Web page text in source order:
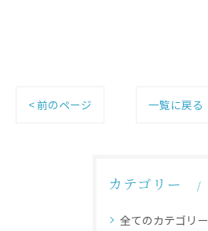
< 前のページ 一覧に戻る
カテゴリー
全てのカテゴリー